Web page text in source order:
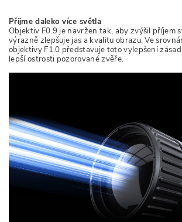
Přijme daleko více světla
Objektiv F0.9 je navržen tak, aby zvýšil příjem
výrazně zlepšuje jas a kvalitu obrazu. Ve
objektivy F1.0 představuje toto vylepšení
lepší ostrosti pozorované zvěře.